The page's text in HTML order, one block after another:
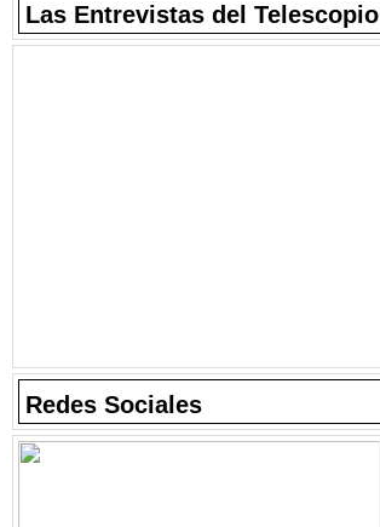
Las Entrevistas del Telescopio
Redes Sociales